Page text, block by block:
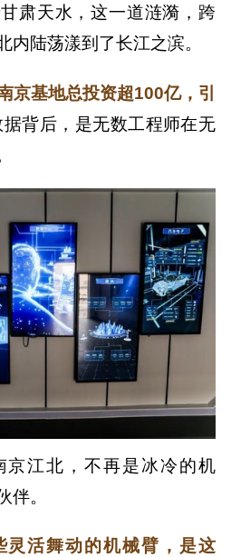
肃天水，这一道涟漪，跨
内陆荡漾到了长江之滨。
京基地总投资超100亿，引
据背后，是无数工程师在无
京江北，不再是冰冷的机
伴。
灵活舞动的机械臂，是这